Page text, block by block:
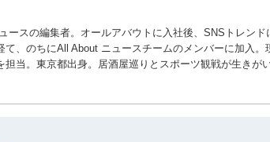
ースの編集者。オールアバウトに入社後、SNSトレン
て、のちにAll About ニュースチームのメンバーに加入
担当。東京都出身。居酒屋巡りとスポーツ観戦が生きがい